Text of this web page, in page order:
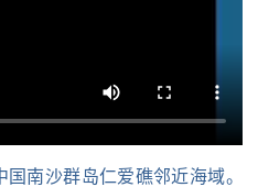
南沙群岛仁爱礁邻近海域。